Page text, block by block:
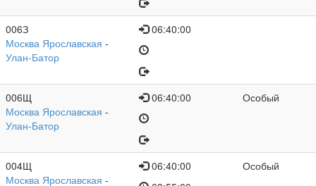
006З
Москва Ярославская -
Улан-Батор
06:40:00
006Щ
Москва Ярославская -
Улан-Батор
06:40:00 Особый
004Щ
Москва Ярославская -
06:40:00
Особый